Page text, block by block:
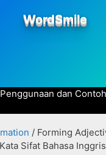
WordSmile
dan
/ Forming
Sifat Bahasa